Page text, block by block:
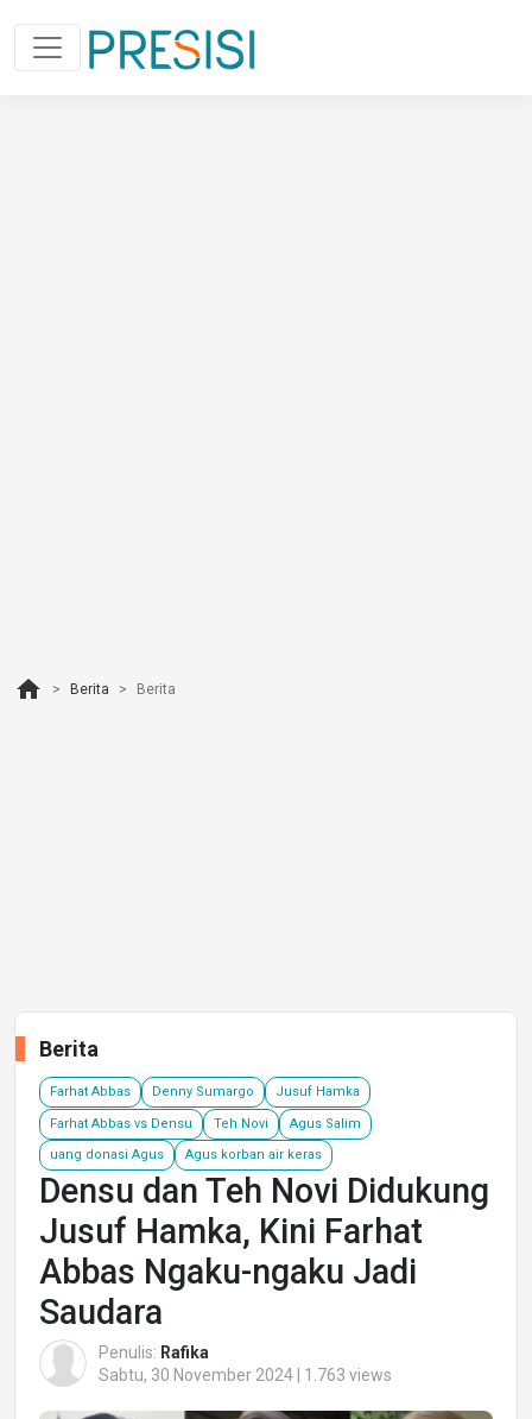
home Berita Berita
Berita
Farhat Abbas Denny Sumargo Jusuf Hamka
Farhat Abbas vs Densu Teh Novi Agus Salim
uang donasi Agus Agus korban air keras
Densu dan Teh Novi Didukung
Jusuf Hamka, Kini Farhat
Abbas Ngaku-ngaku Jadi
Saudara
Penulis: Rafika
Sabtu, 30 November 2024 | 1.763 views